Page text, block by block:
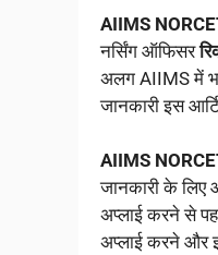
AIIMS
नर्सिंग ऑफिसर
अलग AIIMS में
जानकारी इस
AIIMS
जानकारी के लिए
अप्लाई करने से
अप्लाई करने और